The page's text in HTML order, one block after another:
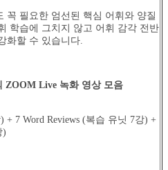
꼭 필요한 엄선된 핵심 어휘와 양질
학습에 그치지 않고 어휘 감각 전반
화할 수 있습니다.
ZOOM Live 녹화 영상 모음
+ 7 Word Reviews (복습 유닛 7강) +
)